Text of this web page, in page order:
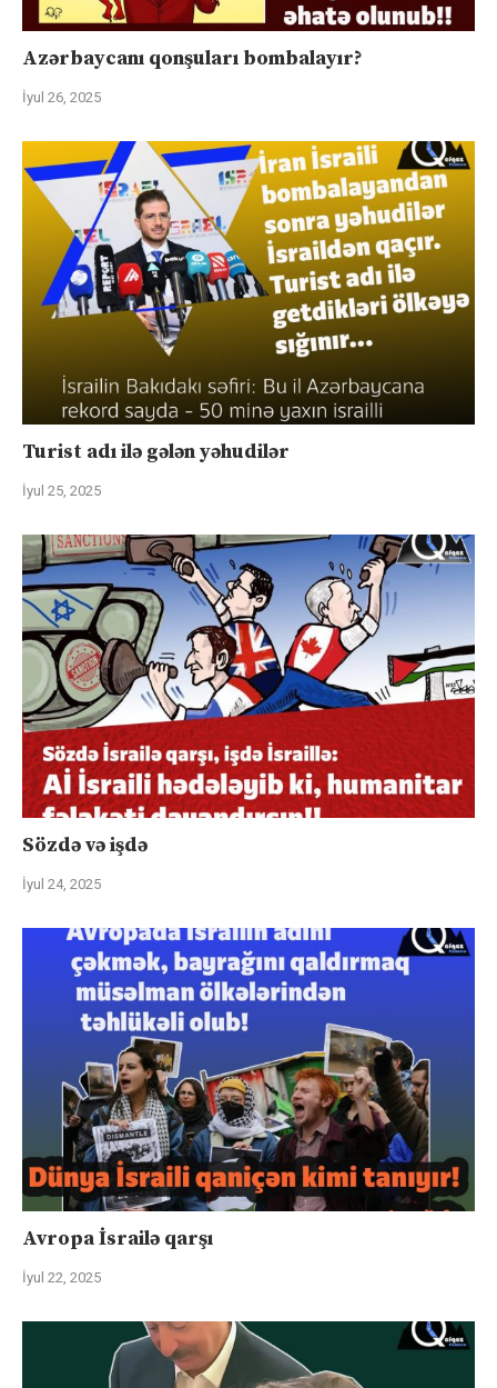
Azərbaycanı qonşuları bombalayır?
İyul 26, 2025
Turist adı ilə gələn yəhudilər
İyul 25, 2025
Sözdə və işdə
İyul 24, 2025
Avropa İsrailə qarşı
İyul 22, 2025